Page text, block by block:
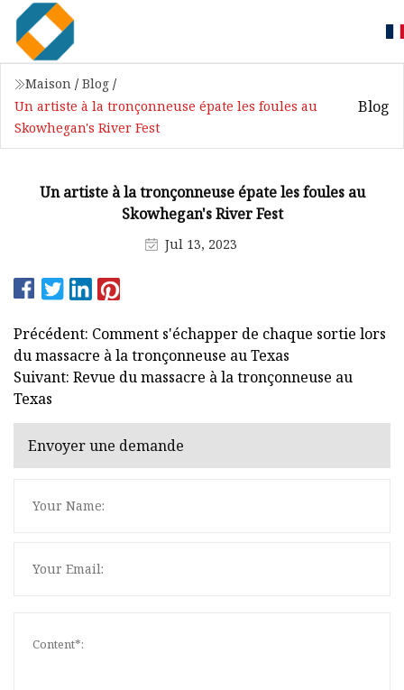
Maison / Blog /
Un artiste à la tronçonneuse épate les foules au
Skowhegan's River Fest
Blog
Un artiste à la tronçonneuse épate les foules au
Skowhegan's River Fest
Jul 13, 2023
Précédent: Comment s'échapper de chaque sortie lors
du massacre à la tronçonneuse au Texas
Suivant: Revue du massacre à la tronçonneuse au
Texas
Envoyer une demande